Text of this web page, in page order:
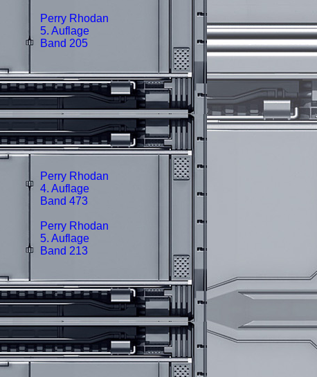
Perry Rhodan
5. Auflage
Band 205
Perry Rhodan
4. Auflage
Band 473
Perry Rhodan
5. Auflage
Band 213